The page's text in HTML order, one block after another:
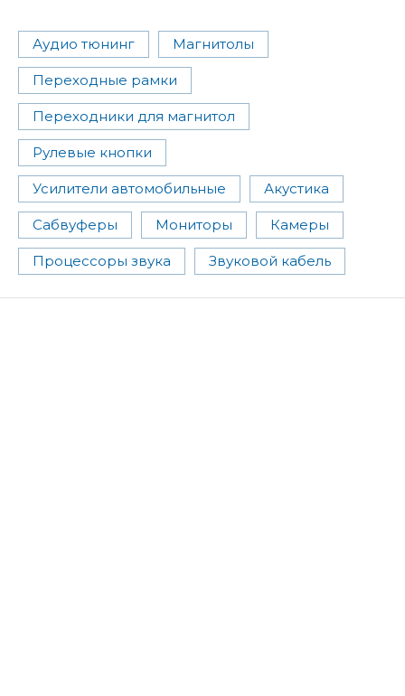
Аудио тюнинг Магнитолы
Переходные рамки
Переходники для магнитол
Рулевые кнопки
Усилители автомобильные Акустика
Сабвуферы Мониторы Камеры
Процессоры звука Звуковой кабель